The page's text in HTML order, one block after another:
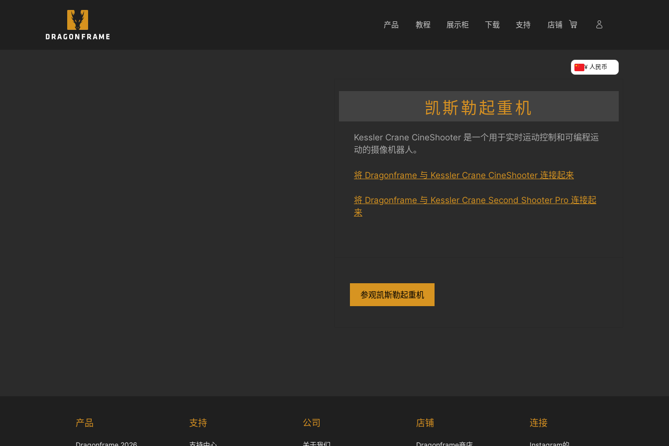
产品 教程 展示柜 下载 支持 店铺
¥ 人民币
凯斯勒起重机
Kessler Crane CineShooter 是一个用于实时运动控制和可编程运
动的摄像机器人。
将 Dragonframe 与 Kessler Crane CineShooter 连接起来
将 Dragonframe 与 Kessler Crane Second Shooter Pro 连接起
来
参观凯斯勒起重机
产品 支持 公司 店铺 连接